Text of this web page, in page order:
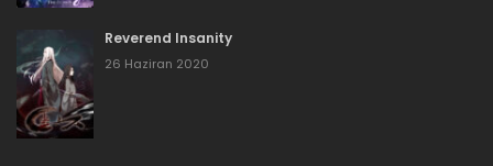
1 Mayıs 2024
Bölüm 255
1 Mayıs 2024
Reverend Insanity
26 Haziran 2020